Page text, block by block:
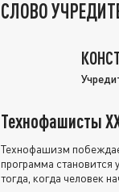
СЛОВО
Технофашисты
Технофашизм
программа становится
тогда, когда человек